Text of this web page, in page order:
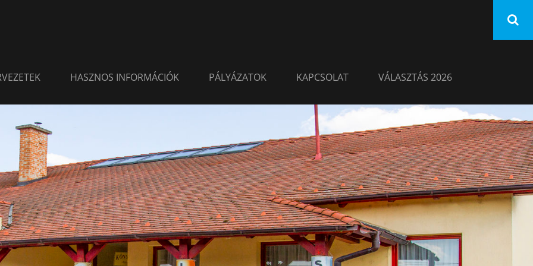
HASZNOS INFORMÁCIÓK PÁLYÁZATOK KAPCSOLAT VÁLASZTÁS 2026